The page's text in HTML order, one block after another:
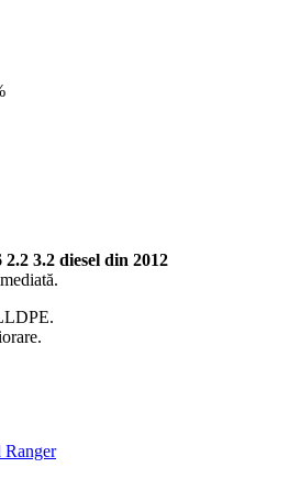
3.2 diesel din 2012
Ranger